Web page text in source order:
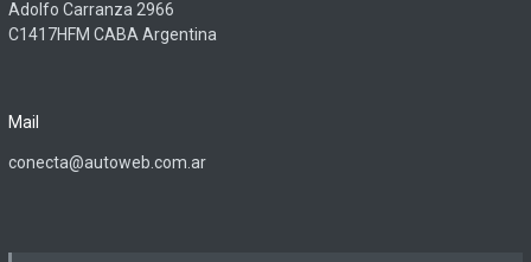
Adolfo Carranza 2966
C1417HFM CABA Argentina
Mail
conecta@autoweb.com.ar